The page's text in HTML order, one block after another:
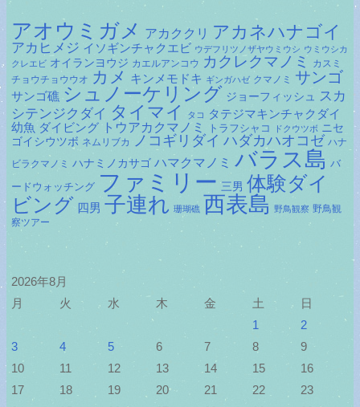
アオウミガメ アカククリ アカネハナゴイ
アカヒメジ イソギンチャクエビ ウデフリツノザヤウミウシ ウミウシカ
クレエビ オイランヨウジ カエルアンコウ カクレクマノミ
カスミ
チョウチョウウオ カメ キンメモドキ ギンガハゼ クマノミ サンゴ
サンゴ礁 シュノーケリング ジョーフィッシュ
スカ
シテンジクダイ タイマイ タコ
タテジマキンチャクダイ
幼魚 ダイビング トウアカクマノミ トラフシャコ ドクウツボ
ニセ
ゴイシウツボ ネムリブカ ノコギリダイ ハダカハオコゼ ハナ
ビラクマノミ ハナミノカサゴ ハマクマノミ バラス島 バ
ードウォッチング ファミリー 三男 体験ダイ
ビング 四男 子連れ 珊瑚礁 西表島 野鳥観察 野鳥観
察ツアー
2026年8月
月
火 水 木 金 土
日
1
2
3
4 5 6 7 8
9
10
11 12 13 14 15
16
17
18 19 20 21 22
23